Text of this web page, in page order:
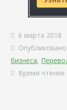
6 марта 2018
бизнеса,
Время чтения